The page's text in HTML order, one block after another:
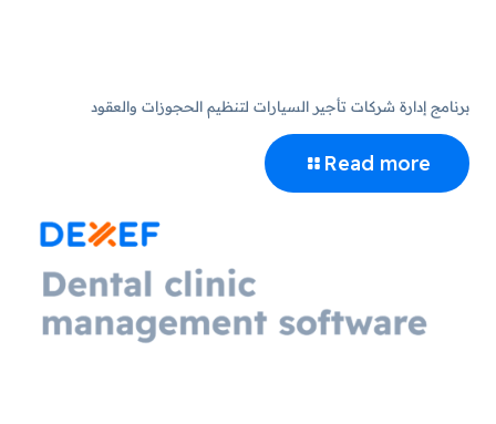
برنامج إدارة شركات تأجير السيارات لتنظيم الحجوزات والعقود
Read more